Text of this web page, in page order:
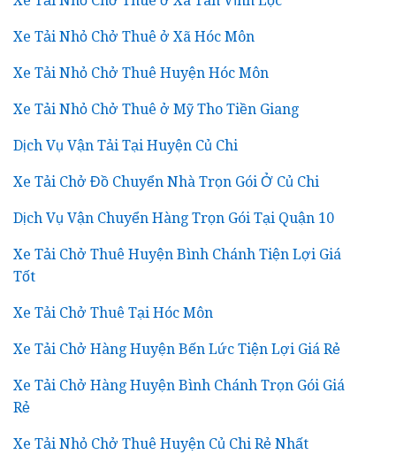
Xe Tải Nhỏ Chở Thuê ở Xã Hóc Môn
Xe Tải Nhỏ Chở Thuê Huyện Hóc Môn
Xe Tải Nhỏ Chở Thuê ở Mỹ Tho Tiền Giang
Dịch Vụ Vận Tải Tại Huyện Củ Chi
Xe Tải Chở Đồ Chuyển Nhà Trọn Gói Ở Củ Chi
Dịch Vụ Vận Chuyển Hàng Trọn Gói Tại Quận 10
Xe Tải Chở Thuê Huyện Bình Chánh Tiện Lợi Giá
Tốt
Xe Tải Chở Thuê Tại Hóc Môn
Xe Tải Chở Hàng Huyện Bến Lức Tiện Lợi Giá Rẻ
Xe Tải Chở Hàng Huyện Bình Chánh Trọn Gói Giá
Rẻ
Xe Tải Nhỏ Chở Thuê Huyện Củ Chi Rẻ Nhất